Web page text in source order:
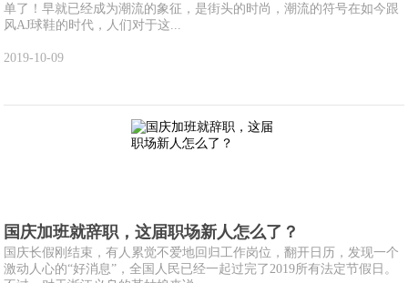
单了！早就已经成为潮流的象征，是街头的时尚，潮流的符号在如今跟
风AJ球鞋的时代，人们对于这...
2019-10-09
国庆加班就辞职，这届职场新人怎么了？
国庆长假刚结束，有人累觉不爱地回归工作岗位，翻开日历，发现一个
激动人心的“好消息”，全国人民已经一起过完了2019所有法定节假日。